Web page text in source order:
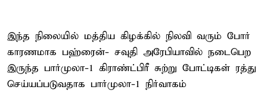
இந்த நிலையில் மத்திய கிழக்கில் நிலவி வரும் போர்
காரணமாக பஹ்ரைன்- சவுதி அரேபியாவில் நடைபெற
இருந்த பார்முலா-1 கிராண்ட்பிரீ சுற்று போட்டிகள் ரத்து
செய்யப்படுவதாக பார்முலா-1 நிர்வாகம்